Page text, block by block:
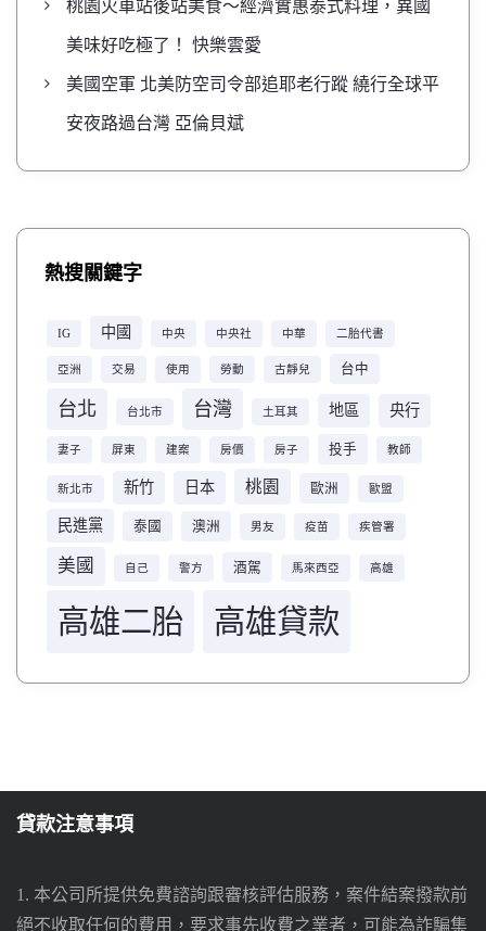
桃園火車站後站美食～經濟實惠泰式料理，異國
美味好吃極了！ 快樂雲愛
美國空軍 北美防空司令部追耶老行蹤 繞行全球平
安夜路過台灣 亞倫貝斌
熱搜關鍵字
IG 中國 中央 中央社 中華 二胎代書
亞洲 交易 使用 勞動 古靜兒 台中
台北 台北市 台灣 土耳其 地區 央行
妻子 屏東 建案 房價 房子 投手 教師
新北市 新竹 日本 桃園 歐洲 歐盟
民進黨 泰國 澳洲 男友 疫苗 疾管署
美國 自己 警方 酒駕 馬來西亞 高雄
高雄二胎 高雄貸款
貸款注意事項
1. 本公司所提供免費諮詢跟審核評估服務，案件結案撥款前
絕不收取任何的費用，要求事先收費之業者，可能為詐騙集